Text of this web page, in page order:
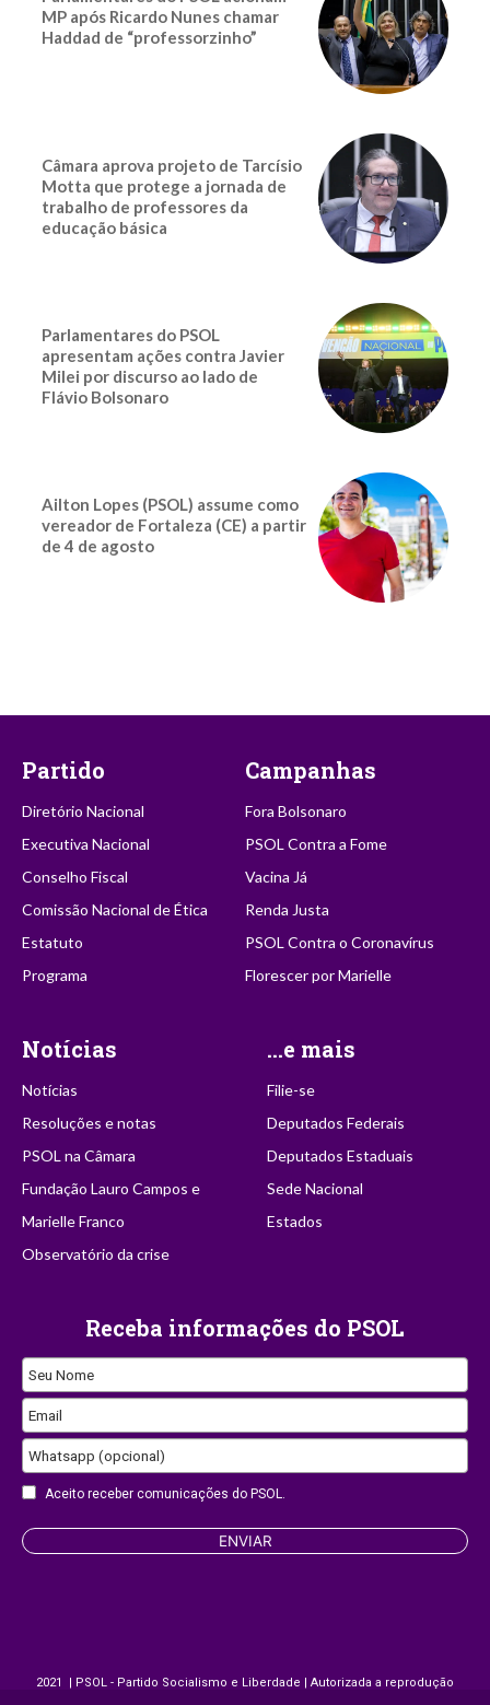
MP após Ricardo Nunes chamar
Haddad de “professorzinho”
Câmara aprova projeto de Tarcísio
Motta que protege a jornada de
trabalho de professores da
educação básica
Parlamentares do PSOL
apresentam ações contra Javier
Milei por discurso ao lado de
Flávio Bolsonaro
Ailton Lopes (PSOL) assume como
vereador de Fortaleza (CE) a partir
de 4 de agosto
Partido
Diretório Nacional
Executiva Nacional
Conselho Fiscal
Comissão Nacional de Ética
Estatuto
Programa
Campanhas
Fora Bolsonaro
PSOL Contra a Fome
Vacina Já
Renda Justa
PSOL Contra o Coronavírus
Florescer por Marielle
Notícias
Notícias
Resoluções e notas
PSOL na Câmara
Fundação Lauro Campos e
Marielle Franco
Observatório da crise
...e mais
Filie-se
Deputados Federais
Deputados Estaduais
Sede Nacional
Estados
Receba informações do PSOL
Seu Nome
Email
Whatsapp (opcional)
Aceito receber comunicações do PSOL.
ENVIAR
2021 | PSOL - Partido Socialismo e Liberdade | Autorizada a reprodução